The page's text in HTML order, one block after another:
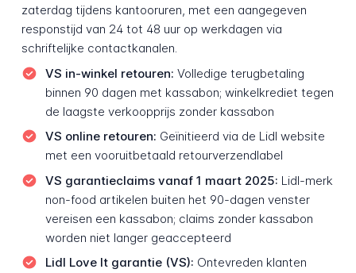
zaterdag tijdens kantooruren, met een aangegeven
responstijd van 24 tot 48 uur op werkdagen via
schriftelijke contactkanalen.
VS in-winkel retouren: Volledige terugbetaling
binnen 90 dagen met kassabon; winkelkrediet tegen
de laagste verkoopprijs zonder kassabon
VS online retouren: Geïnitieerd via de Lidl website
met een vooruitbetaald retourverzendlabel
VS garantieclaims vanaf 1 maart 2025: Lidl-merk
non-food artikelen buiten het 90-dagen venster
vereisen een kassabon; claims zonder kassabon
worden niet langer geaccepteerd
Lidl Love It garantie (VS): Ontevreden klanten